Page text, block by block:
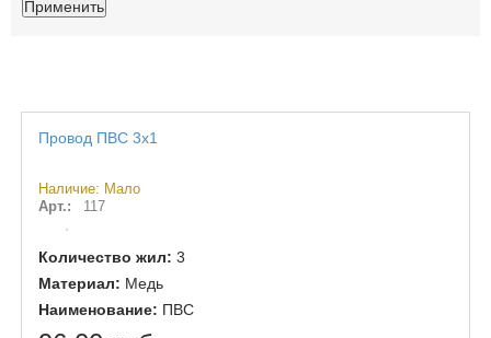
Провод ПВС 3х1
Наличие: Мало
Арт.:
117
Количество жил: 3
Материал: Медь
Наименование: ПВС